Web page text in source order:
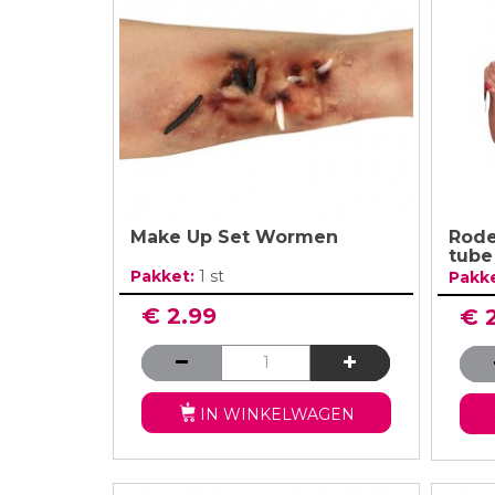
Meer Zien
Verjaardag
Make Up Set Wormen
Pakket: 1 st
€ 2.99
IN WINKELWAGEN
tube
€